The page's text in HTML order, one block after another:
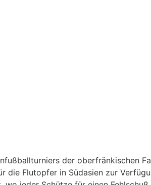
der oberfränkischen
Flutopfer in Südasien zur